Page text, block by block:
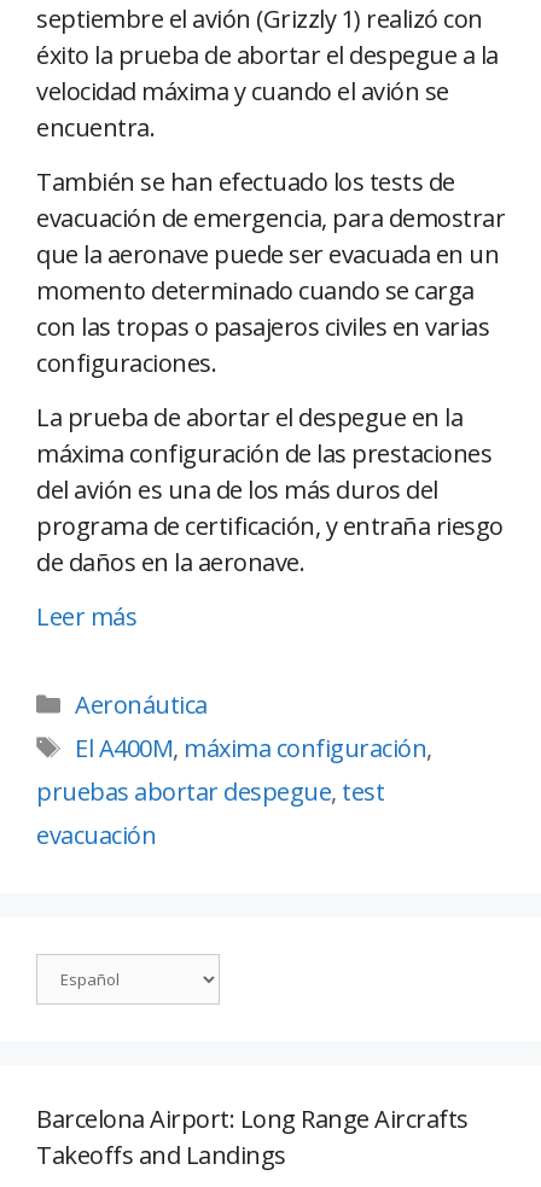
septiembre el avión (Grizzly 1) realizó con
éxito la prueba de abortar el despegue a la
velocidad máxima y cuando el avión se
encuentra.
También se han efectuado los tests de
evacuación de emergencia, para demostrar
que la aeronave puede ser evacuada en un
momento determinado cuando se carga
con las tropas o pasajeros civiles en varias
configuraciones.
La prueba de abortar el despegue en la
máxima configuración de las prestaciones
del avión es una de los más duros del
programa de certificación, y entraña riesgo
de daños en la aeronave.
Leer más
Aeronáutica
El A400M, máxima configuración,
pruebas abortar despegue, test
evacuación
Barcelona Airport: Long Range Aircrafts
Takeoffs and Landings